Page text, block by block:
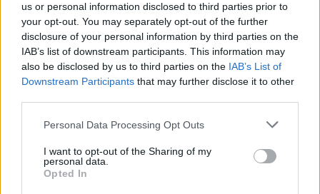
us or personal information disclosed to third parties prior to
your opt-out. You may separately opt-out of the further
disclosure of your personal information by third parties on the
IAB’s list of downstream participants. This information may
also be disclosed by us to third parties on the IAB’s List of
Downstream Participants that may further disclose it to other
Personal Data Processing Opt Outs
I want to opt-out of the Sharing of my
personal data.
Opted In